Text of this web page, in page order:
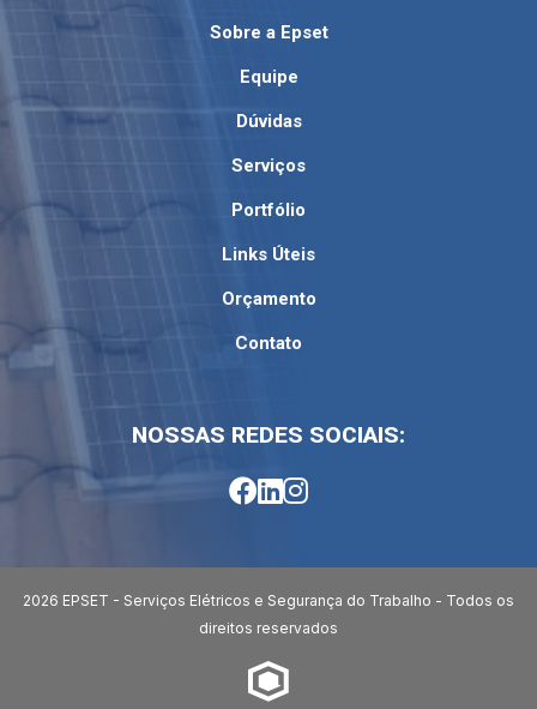
Sobre a Epset
Equipe
Dúvidas
Serviços
Portfólio
Links Úteis
Orçamento
Contato
NOSSAS REDES SOCIAIS:
facebook
linkedin
instagram
2026 EPSET - Serviços Elétricos e Segurança do Trabalho - Todos os
direitos reservados